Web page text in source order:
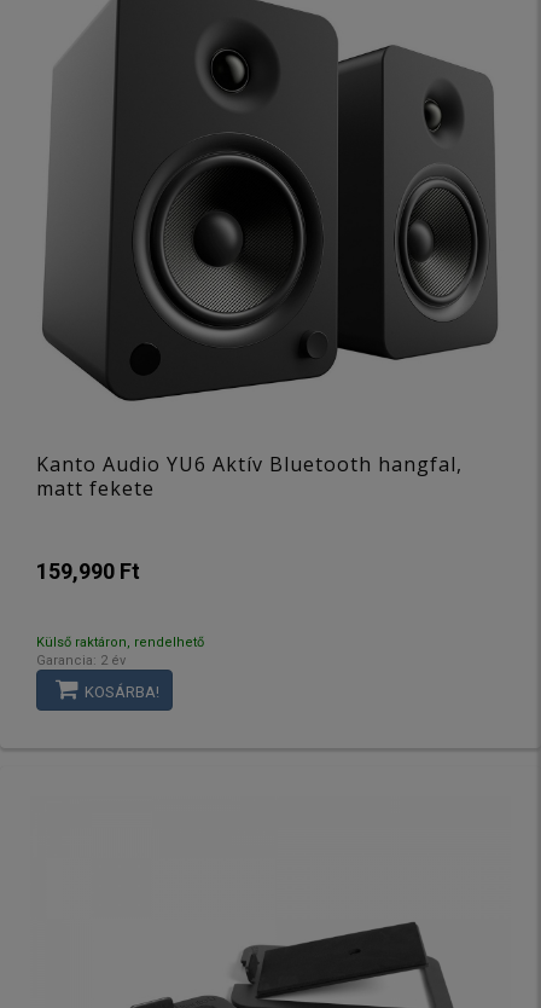
Kanto Audio YU6 Aktív Bluetooth hangfal,
matt fekete
159,990 Ft
Külső raktáron, rendelhető
Garancia: 2 év
KOSÁRBA!